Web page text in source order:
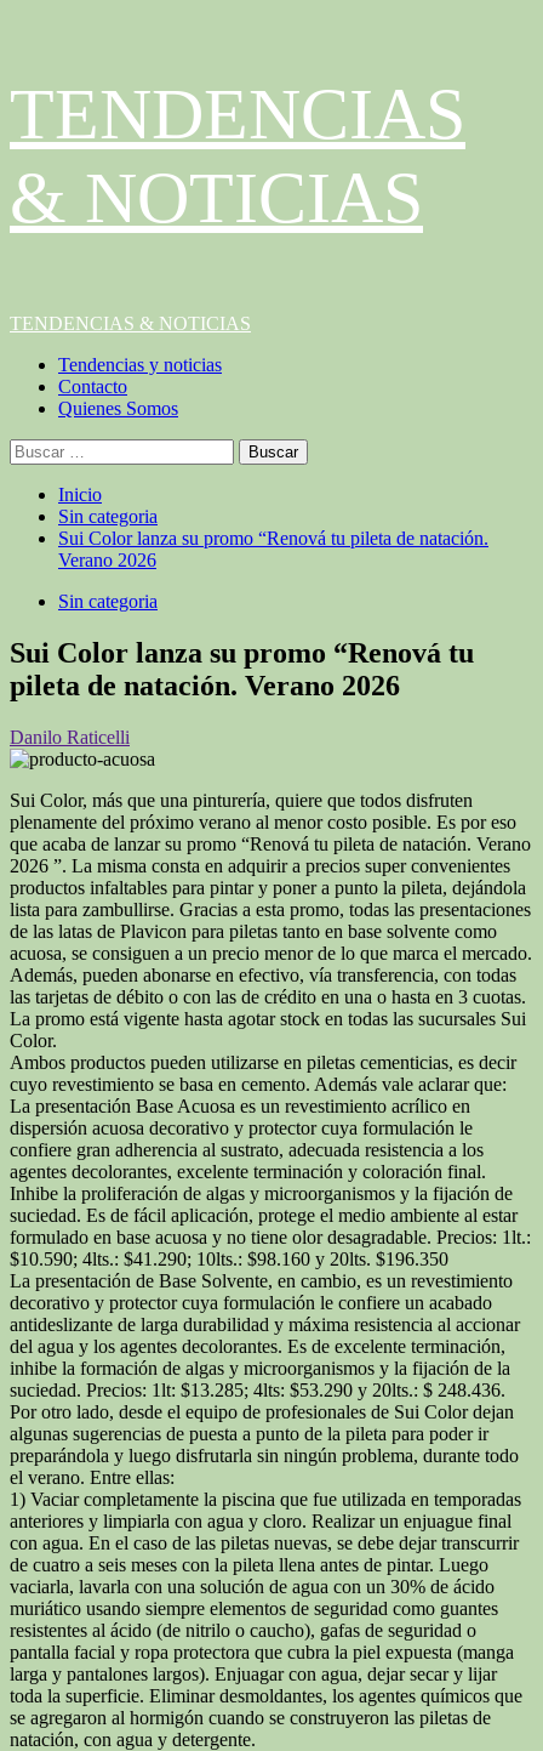
al
contenido
TENDENCIAS
& NOTICIAS
Menú
TENDENCIAS & NOTICIAS
Tendencias y noticias
Contacto
Quienes Somos
Buscar:
Inicio
Sin categoria
Sui Color lanza su promo “Renová tu pileta de natación.
Verano 2026
Sin categoria
Sui Color lanza su promo “Renová tu
pileta de natación. Verano 2026
Danilo Raticelli
Sui Color, más que una pinturería, quiere que todos disfruten
plenamente del próximo verano al menor costo posible. Es por eso
que acaba de lanzar su promo “Renová tu pileta de natación. Verano
2026 ”. La misma consta en adquirir a precios super convenientes
productos infaltables para pintar y poner a punto la pileta, dejándola
lista para zambullirse. Gracias a esta promo, todas las presentaciones
de las latas de Plavicon para piletas tanto en base solvente como
acuosa, se consiguen a un precio menor de lo que marca el mercado.
Además, pueden abonarse en efectivo, vía transferencia, con todas
las tarjetas de débito o con las de crédito en una o hasta en 3 cuotas.
La promo está vigente hasta agotar stock en todas las sucursales Sui
Color.
Ambos productos pueden utilizarse en piletas cementicias, es decir
cuyo revestimiento se basa en cemento. Además vale aclarar que:
La presentación Base Acuosa es un revestimiento acrílico en
dispersión acuosa decorativo y protector cuya formulación le
confiere gran adherencia al sustrato, adecuada resistencia a los
agentes decolorantes, excelente terminación y coloración final.
Inhibe la proliferación de algas y microorganismos y la fijación de
suciedad. Es de fácil aplicación, protege el medio ambiente al estar
formulado en base acuosa y no tiene olor desagradable. Precios: 1lt.:
$10.590; 4lts.: $41.290; 10lts.: $98.160 y 20lts. $196.350
La presentación de Base Solvente, en cambio, es un revestimiento
decorativo y protector cuya formulación le confiere un acabado
antideslizante de larga durabilidad y máxima resistencia al accionar
del agua y los agentes decolorantes. Es de excelente terminación,
inhibe la formación de algas y microorganismos y la fijación de la
suciedad. Precios: 1lt: $13.285; 4lts: $53.290 y 20lts.: $ 248.436.
Por otro lado, desde el equipo de profesionales de Sui Color dejan
algunas sugerencias de puesta a punto de la pileta para poder ir
preparándola y luego disfrutarla sin ningún problema, durante todo
el verano. Entre ellas:
1) Vaciar completamente la piscina que fue utilizada en temporadas
anteriores y limpiarla con agua y cloro. Realizar un enjuague final
con agua. En el caso de las piletas nuevas, se debe dejar transcurrir
de cuatro a seis meses con la pileta llena antes de pintar. Luego
vaciarla, lavarla con una solución de agua con un 30% de ácido
muriático usando siempre elementos de seguridad como guantes
resistentes al ácido (de nitrilo o caucho), gafas de seguridad o
pantalla facial y ropa protectora que cubra la piel expuesta (manga
larga y pantalones largos). Enjuagar con agua, dejar secar y lijar
toda la superficie. Eliminar desmoldantes, los agentes químicos que
se agregaron al hormigón cuando se construyeron las piletas de
natación, con agua y detergente.